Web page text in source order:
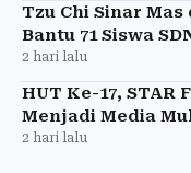
Tzu Chi Sinar
Bantu 71 Siswa
2 hari lalu
HUT Ke-17,
Menjadi Media
2 hari lalu